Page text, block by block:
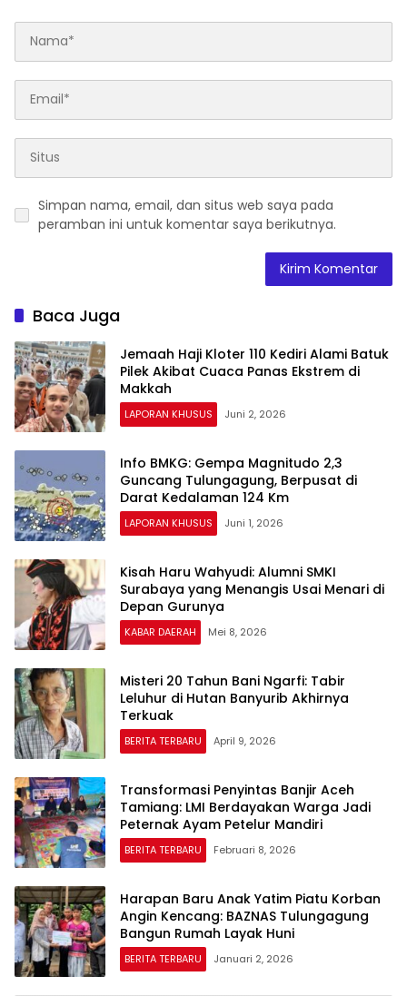
Simpan nama, email, dan situs web saya pada
peramban ini untuk komentar saya berikutnya.
Baca Juga
Jemaah Haji Kloter 110 Kediri Alami Batuk
Pilek Akibat Cuaca Panas Ekstrem di
Makkah
LAPORAN KHUSUS Juni 2, 2026
Info BMKG: Gempa Magnitudo 2,3
Guncang Tulungagung, Berpusat di
Darat Kedalaman 124 Km
LAPORAN KHUSUS Juni 1, 2026
Kisah Haru Wahyudi: Alumni SMKI
Surabaya yang Menangis Usai Menari di
Depan Gurunya
KABAR DAERAH Mei 8, 2026
Misteri 20 Tahun Bani Ngarfi: Tabir
Leluhur di Hutan Banyurib Akhirnya
Terkuak
BERITA TERBARU April 9, 2026
Transformasi Penyintas Banjir Aceh
Tamiang: LMI Berdayakan Warga Jadi
Peternak Ayam Petelur Mandiri
BERITA TERBARU Februari 8, 2026
Harapan Baru Anak Yatim Piatu Korban
Angin Kencang: BAZNAS Tulungagung
Bangun Rumah Layak Huni
BERITA TERBARU Januari 2, 2026